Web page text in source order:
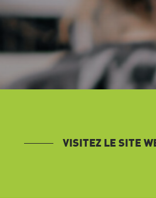
VISITEZ LE SITE